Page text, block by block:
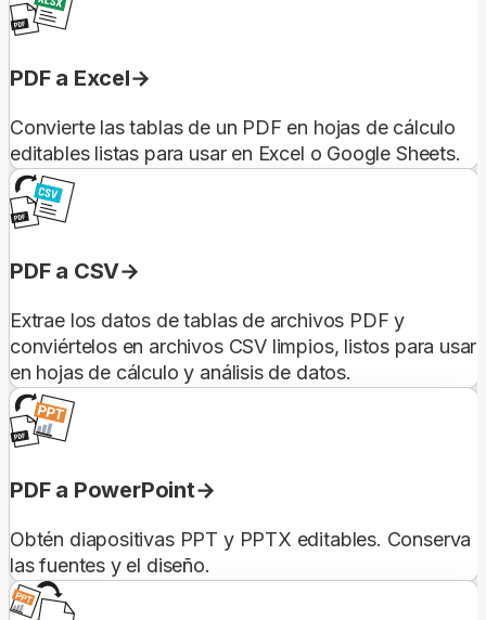
PDF a Excel
Convierte las tablas de un PDF en hojas de cálculo
editables listas para usar en Excel o Google Sheets.
PDF a CSV
Extrae los datos de tablas de archivos PDF y
conviértelos en archivos CSV limpios, listos para usar
en hojas de cálculo y análisis de datos.
PDF a PowerPoint
Obtén diapositivas PPT y PPTX editables. Conserva
las fuentes y el diseño.